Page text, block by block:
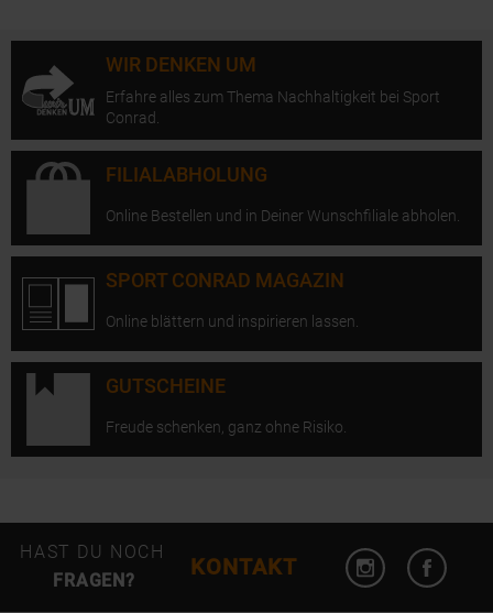
WIR DENKEN UM
Erfahre alles zum Thema Nachhaltigkeit bei Sport
Conrad.
FILIALABHOLUNG
Online Bestellen und in Deiner Wunschfiliale abholen.
SPORT CONRAD MAGAZIN
Online blättern und inspirieren lassen.
GUTSCHEINE
Freude schenken, ganz ohne Risiko.
HAST DU NOCH
FRAGEN?
KONTAKT
Instagram